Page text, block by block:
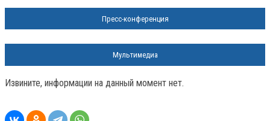
Пресс-конференция
Мультимедиа
Извините, информации на данный момент нет.